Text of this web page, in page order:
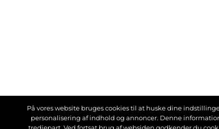
På vores website bruges cookies til at huske dine
personalisering af indhold og annoncer. Denne